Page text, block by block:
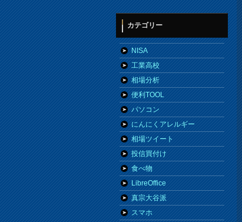
カテゴリー
NISA
工業高校
相場分析
便利TOOL
パソコン
にんにくアレルギー
相場ツイート
投信買付け
食べ物
LibreOffice
真宗大谷派
スマホ